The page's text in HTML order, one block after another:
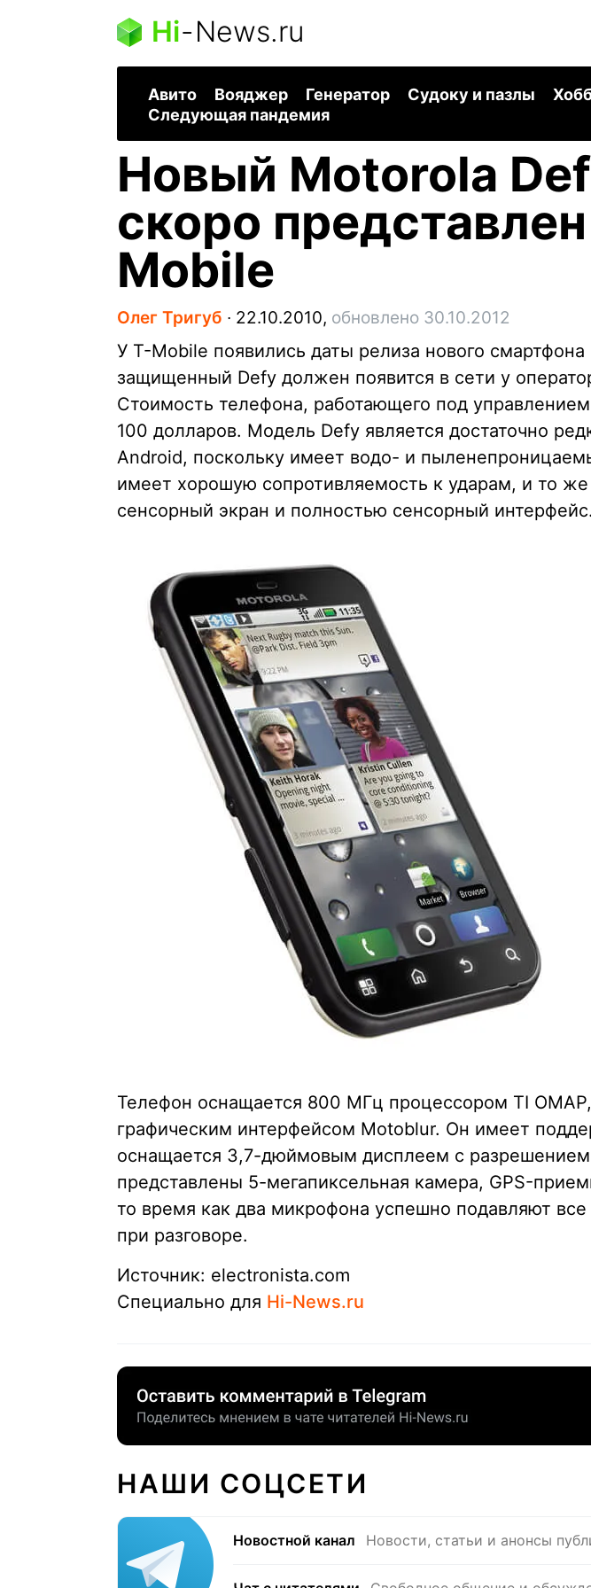
Hi-News.ru
Авито Вояджер Генератор Судоку и пазлы
Следующая пандемия
Новый Motorola
скоро
Mobile
Олег Тригуб ∙ 22.10.2010, обновлено 30.10.2012
У T-Mobile появились даты релиза нового
защищенный Defy должен появится в сети у
Стоимость телефона, работающего под управлением
100 долларов. Модель Defy является достаточно
Android, поскольку имеет водо- и
имеет хорошую сопротивляемость к ударам, и то
сенсорный экран и полностью сенсорный интерфейс.
Телефон оснащается 800 МГц процессором TI
графическим интерфейсом Motoblur. Он имеет
оснащается 3,7-дюймовым дисплеем с
представлены 5-мегапиксельная камера, GPS-
то время как два микрофона успешно подавляют
при разговоре.
Источник: electronista.com
Специально для Hi-News.ru
НАШИ СОЦСЕТИ
Новостной канал Новости, статьи и анонсы